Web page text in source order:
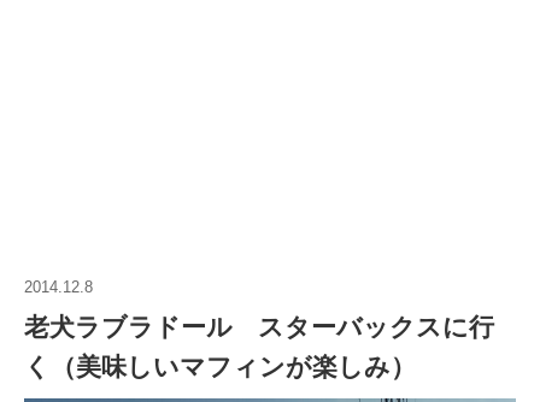
2014.12.8
老犬ラブラドール スターバックスに行
く（美味しいマフィンが楽しみ）